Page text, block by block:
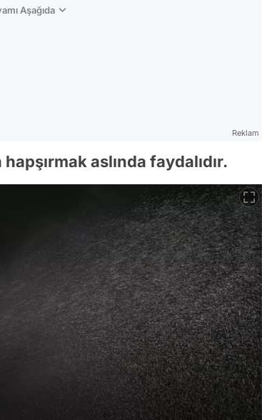
Aşağıda
Reklam
aslında faydalıdır.